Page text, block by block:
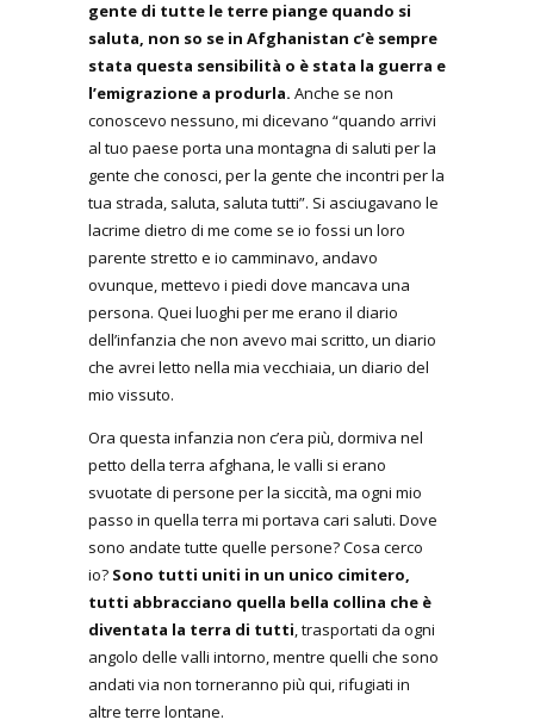
gente di tutte le terre piange quando si
saluta, non so se in Afghanistan c’è sempre
stata questa sensibilità o è stata la guerra e
l’emigrazione a produrla. Anche se non
conoscevo nessuno, mi dicevano “quando arrivi
al tuo paese porta una montagna di saluti per la
gente che conosci, per la gente che incontri per la
tua strada, saluta, saluta tutti”. Si asciugavano le
lacrime dietro di me come se io fossi un loro
parente stretto e io camminavo, andavo
ovunque, mettevo i piedi dove mancava una
persona. Quei luoghi per me erano il diario
dell’infanzia che non avevo mai scritto, un diario
che avrei letto nella mia vecchiaia, un diario del
mio vissuto.
Ora questa infanzia non c’era più, dormiva nel
petto della terra afghana, le valli si erano
svuotate di persone per la siccità, ma ogni mio
passo in quella terra mi portava cari saluti. Dove
sono andate tutte quelle persone? Cosa cerco
io? Sono tutti uniti in un unico cimitero,
tutti abbracciano quella bella collina che è
diventata la terra di tutti, trasportati da ogni
angolo delle valli intorno, mentre quelli che sono
andati via non torneranno più qui, rifugiati in
altre terre lontane.